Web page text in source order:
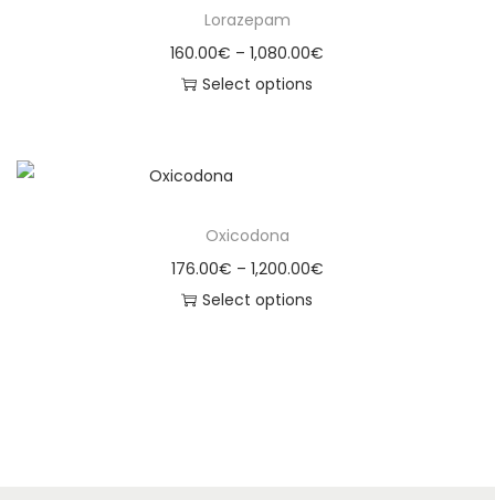
Lorazepam
160.00€ – 1,080.00€
Select options
Oxicodona
176.00€ – 1,200.00€
Select options